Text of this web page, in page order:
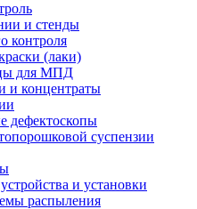
и стенды
контроля
(лаки)
для МПД
и концентраты
дефектоскопы
суспензии
и установки
распыления